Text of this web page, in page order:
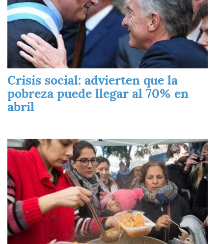
Crisis social: advierten que la
pobreza puede llegar al 70% en
abril
Imagen